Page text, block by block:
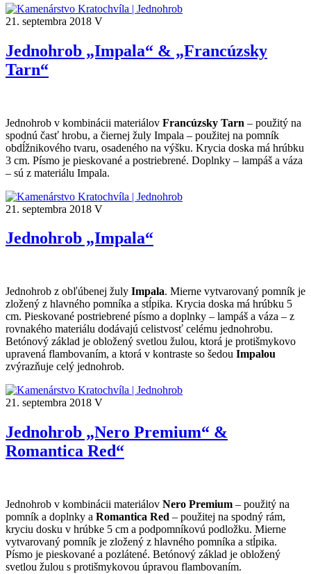
21. septembra 2018 V
Jednohrob „Impala“ & „Francúzsky
Tarn“
Jednohrob v kombinácii materiálov Francúzsky Tarn – použitý na
spodnú časť hrobu, a čiernej žuly Impala – použitej na pomník
obdĺžnikového tvaru, osadeného na výšku. Krycia doska má hrúbku
3 cm. Písmo je pieskované a postriebrené. Doplnky – lampáš a váza
– sú z materiálu Impala.
21. septembra 2018 V
Jednohrob „Impala“
Jednohrob z obľúbenej žuly Impala. Mierne vytvarovaný pomník je
zložený z hlavného pomníka a stĺpika. Krycia doska má hrúbku 5
cm. Pieskované postriebrené písmo a doplnky – lampáš a váza – z
rovnakého materiálu dodávajú celistvosť celému jednohrobu.
Betónový základ je obložený svetlou žulou, ktorá je protišmykovo
upravená flambovaním, a ktorá v kontraste so šedou Impalou
zvýrazňuje celý jednohrob.
21. septembra 2018 V
Jednohrob „Nero Premium“ &
Romantica Red“
Jednohrob v kombinácii materiálov Nero Premium – použitý na
pomník a doplnky a Romantica Red – použitej na spodný rám,
kryciu dosku v hrúbke 5 cm a podpomníkovú podložku. Mierne
vytvarovaný pomník je zložený z hlavného pomníka a stĺpika.
Písmo je pieskované a pozlátené. Betónový základ je obložený
svetlou žulou s protišmykovou úpravou flambovaním.